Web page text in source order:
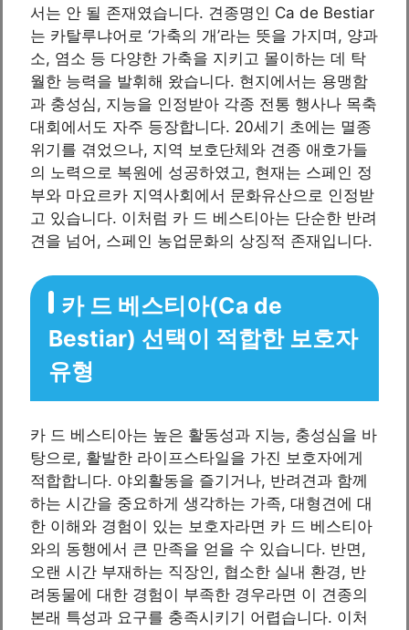
서는 안 될 존재였습니다. 견종명인 Ca de Bestiar
는 카탈루냐어로 ‘가축의 개’라는 뜻을 가지며, 양과
소, 염소 등 다양한 가축을 지키고 몰이하는 데 탁
월한 능력을 발휘해 왔습니다. 현지에서는 용맹함
과 충성심, 지능을 인정받아 각종 전통 행사나 목축
대회에서도 자주 등장합니다. 20세기 초에는 멸종
위기를 겪었으나, 지역 보호단체와 견종 애호가들
의 노력으로 복원에 성공하였고, 현재는 스페인 정
부와 마요르카 지역사회에서 문화유산으로 인정받
고 있습니다. 이처럼 카 드 베스티아는 단순한 반려
견을 넘어, 스페인 농업문화의 상징적 존재입니다.
카 드 베스티아(Ca de
Bestiar) 선택이 적합한 보호자
유형
카 드 베스티아는 높은 활동성과 지능, 충성심을 바
탕으로, 활발한 라이프스타일을 가진 보호자에게
적합합니다. 야외활동을 즐기거나, 반려견과 함께
하는 시간을 중요하게 생각하는 가족, 대형견에 대
한 이해와 경험이 있는 보호자라면 카 드 베스티아
와의 동행에서 큰 만족을 얻을 수 있습니다. 반면,
오랜 시간 부재하는 직장인, 협소한 실내 환경, 반
려동물에 대한 경험이 부족한 경우라면 이 견종의
본래 특성과 요구를 충족시키기 어렵습니다. 이처